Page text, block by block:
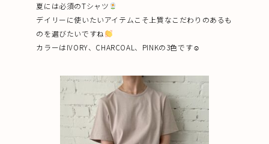
夏には必須のTシャツ
デイリーに使いたいアイテムこそ上質なこだわりのあるも
のを選びたいですね
カラーはIVORY、CHARCOAL、PINKの3色です☺︎